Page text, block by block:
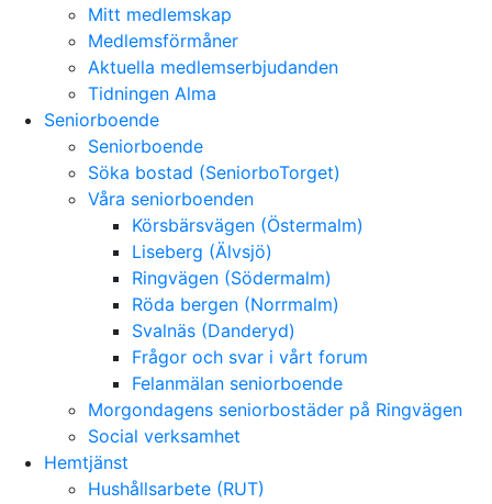
Mitt medlemskap
Medlemsförmåner
Aktuella medlemserbjudanden
Tidningen Alma
Seniorboende
Seniorboende
Söka bostad (SeniorboTorget)
Våra seniorboenden
Körsbärsvägen (Östermalm)
Liseberg (Älvsjö)
Ringvägen (Södermalm)
Röda bergen (Norrmalm)
Svalnäs (Danderyd)
Frågor och svar i vårt forum
Felanmälan seniorboende
Morgondagens seniorbostäder på Ringvägen
Social verksamhet
Hemtjänst
Hushållsarbete (RUT)